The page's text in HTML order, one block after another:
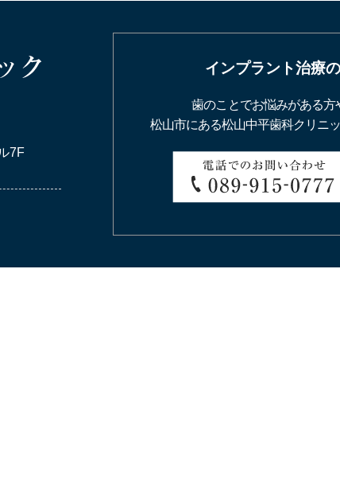
7F
インプラント治療の
歯のことでお悩みがある方
松山市にある松山中平歯科クリニ